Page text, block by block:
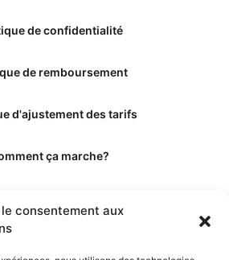
consentement aux
de confidentialité
de remboursement
d'ajustement des tarifs
ça marche?